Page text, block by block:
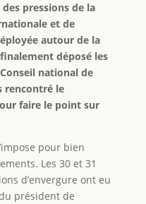
pressions de la
et de
autour de la
déposé les
national de
rencontré le
faire le point sur
pour bien
Les 30 et 31
d’envergure ont eu
président de